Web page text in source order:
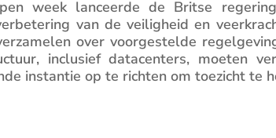
week lanceerde de Britse
van de veilig­heid en
over voorge­stelde
inclu­sief datacen­ters, moeten
instantie op te richten om toezicht te